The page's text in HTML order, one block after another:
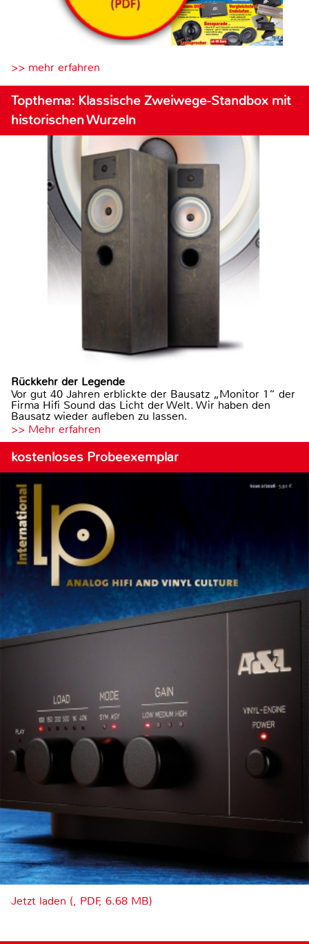
>> mehr erfahren
Topthema: Klassische Zweiwege-Standbox mit
historischen Wurzeln
Rückkehr der Legende
Vor gut 40 Jahren erblickte der Bausatz „Monitor 1“ der
Firma Hifi Sound das Licht der Welt. Wir haben den
Bausatz wieder aufleben zu lassen.
>> Mehr erfahren
kostenloses Probeexemplar
Jetzt laden (, PDF, 6.68 MB)